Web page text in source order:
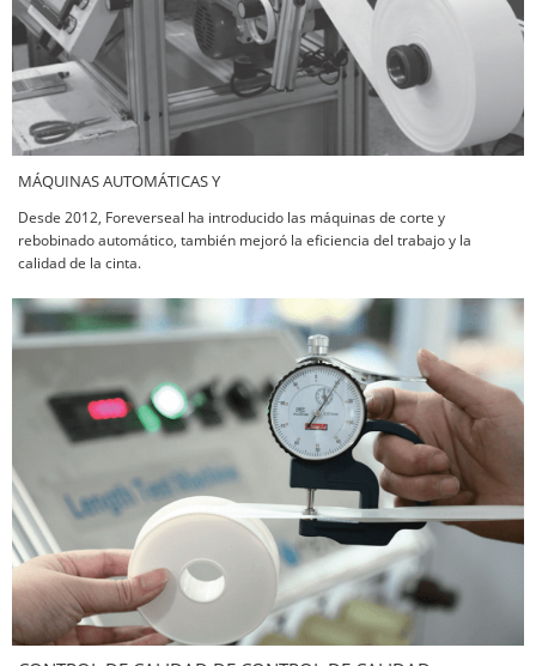
MÁQUINAS AUTOMÁTICAS Y
Desde 2012, Foreverseal ha introducido las máquinas de corte y
rebobinado automático, también mejoró la eficiencia del trabajo y la
calidad de la cinta.